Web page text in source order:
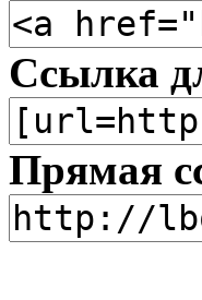
Ссылка
Прямая